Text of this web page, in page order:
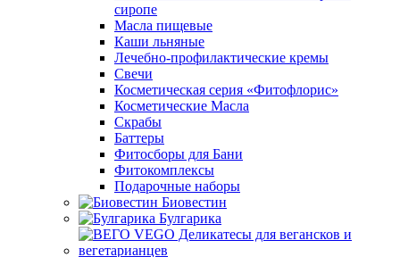
сиропе
Масла пищевые
Каши льняные
Лечебно-профилактические кремы
Свечи
Косметическая серия «Фитофлорис»
Косметические Масла
Скрабы
Баттеры
Фитосборы для Бани
Фитокомплексы
Подарочные наборы
Биовестин
Булгарика